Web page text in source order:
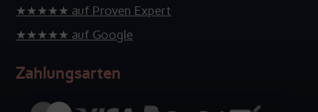
★★★★★ auf Proven Expert
★★★★★ auf Google
Zahlungsarten